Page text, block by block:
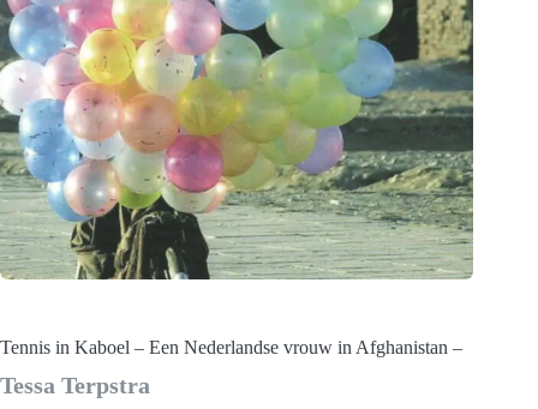
Tennis in Kaboel – Een Nederlandse vrouw in Afghanistan –
Tessa Terpstra